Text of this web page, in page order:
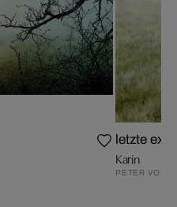
letzte
Karin
PETER VON